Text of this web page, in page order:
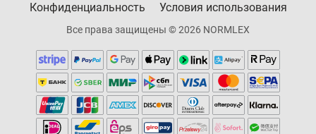
Конфиденциальность Условия использования
Все права защищены © 2026 NORMLEX